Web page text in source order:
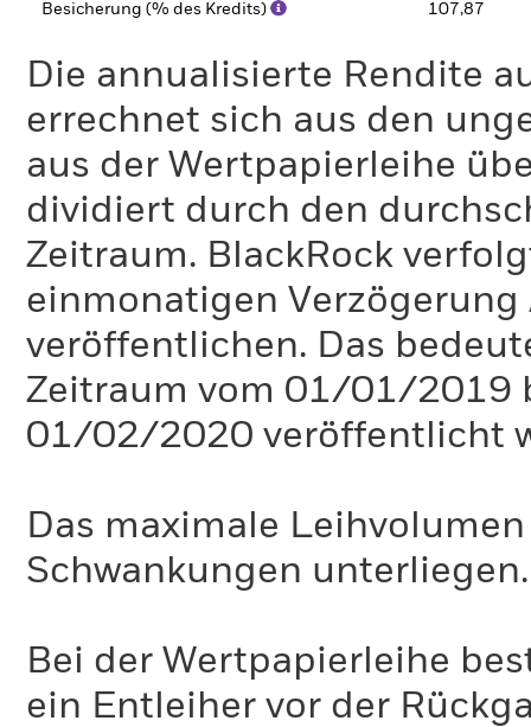
Besicherung (% des Kredits) 107,87
Die annualisierte Rendite
errechnet sich aus den
aus der Wertpapierleihe
dividiert durch den
Zeitraum. BlackRock
einmonatigen
veröffentlichen. Das
Zeitraum vom 01/01/2019
01/02/2020 veröffentlicht
Das maximale
Schwankungen unterliegen.
Bei der Wertpapierleihe
ein Entleiher vor der